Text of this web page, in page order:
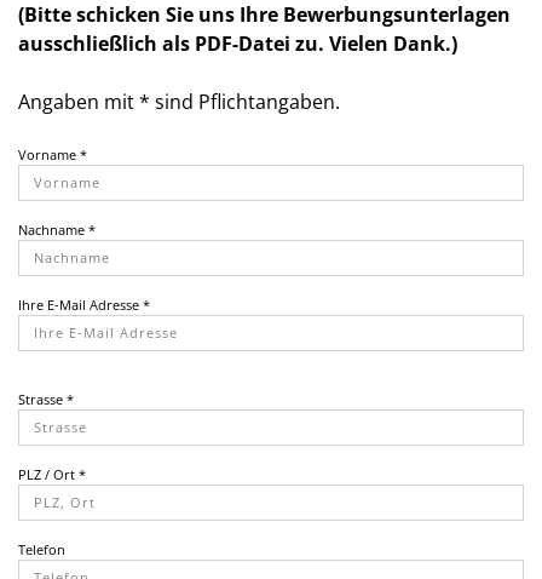
(Bitte schicken Sie uns Ihre Bewerbungsunterlagen
ausschließlich als PDF-Datei zu. Vielen Dank.)
Angaben mit * sind Pflichtangaben.
Vorname *
Nachname *
Ihre E-Mail Adresse *
Strasse *
PLZ / Ort *
Telefon